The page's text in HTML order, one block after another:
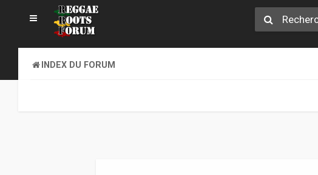
INDEX DU FORUM